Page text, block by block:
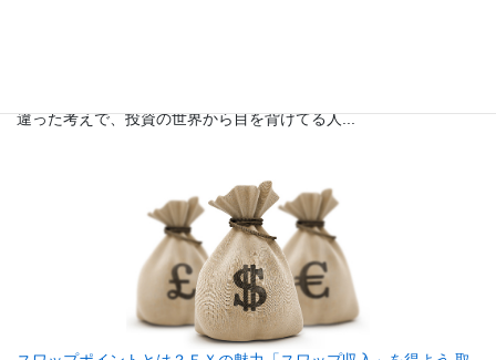
違った考えで、投資の世界から目を背けてる人...